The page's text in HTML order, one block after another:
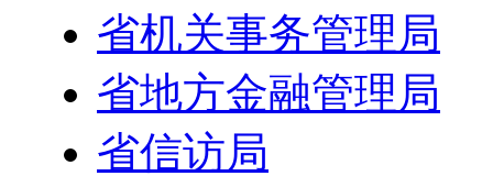
省机关事务管理局
省地方金融管理局
省信访局